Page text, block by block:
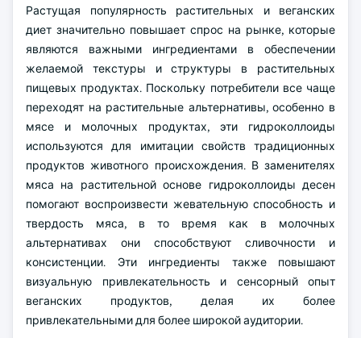
Растущая популярность растительных и веганских
диет значительно повышает спрос на рынке, которые
являются важными ингредиентами в обеспечении
желаемой текстуры и структуры в растительных
пищевых продуктах. Поскольку потребители все чаще
переходят на растительные альтернативы, особенно в
мясе и молочных продуктах, эти гидроколлоиды
используются для имитации свойств традиционных
продуктов животного происхождения. В заменителях
мяса на растительной основе гидроколлоиды десен
помогают воспроизвести жевательную способность и
твердость мяса, в то время как в молочных
альтернативах они способствуют сливочности и
консистенции. Эти ингредиенты также повышают
визуальную привлекательность и сенсорный опыт
веганских продуктов, делая их более
привлекательными для более широкой аудитории.